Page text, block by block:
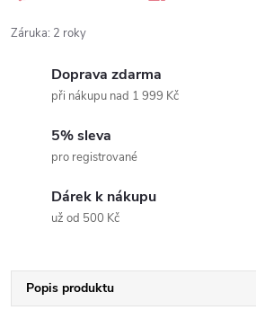
Záruka: 2 roky
Doprava zdarma
při nákupu nad 1 999 Kč
5% sleva
pro registrované
Dárek k nákupu
už od 500 Kč
Popis produktu